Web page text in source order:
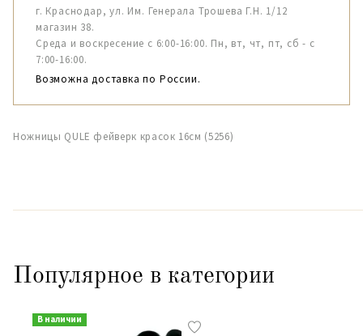
г. Краснодар, ул. Им. Генерала Трошева Г.Н. 1/12
магазин 38.
Среда и воскресение с 6:00-16:00. Пн, вт, чт, пт, сб - с
7:00-16:00.
Возможна доставка по России.
Ножницы QULE фейверк красок 16см (5256)
Популярное в категории
В наличии